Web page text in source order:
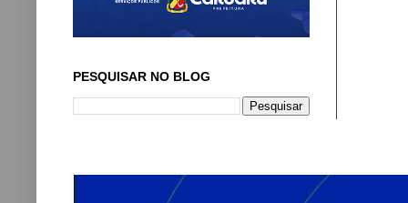
PESQUISAR NO BLOG